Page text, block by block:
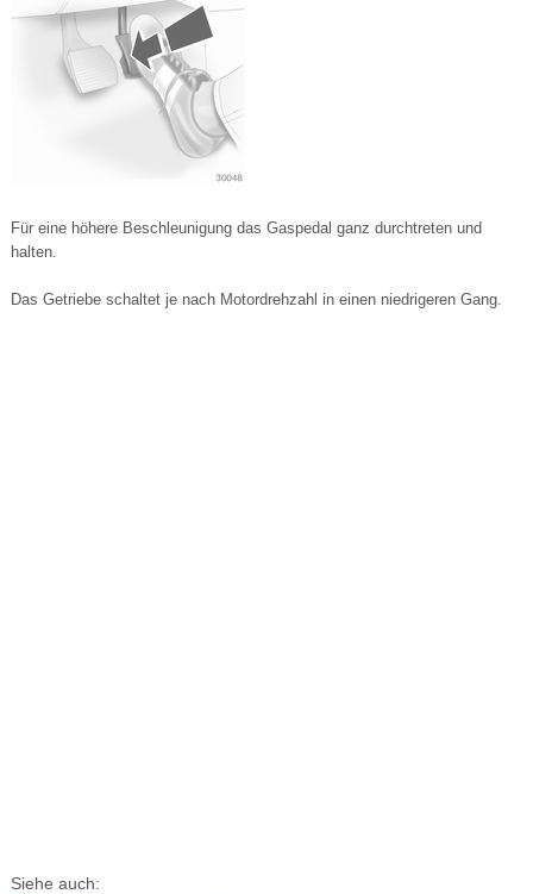
Für eine höhere Beschleunigung das Gaspedal ganz durchtreten und
halten.
Das Getriebe schaltet je nach Motordrehzahl in einen niedrigeren Gang.
Siehe auch: